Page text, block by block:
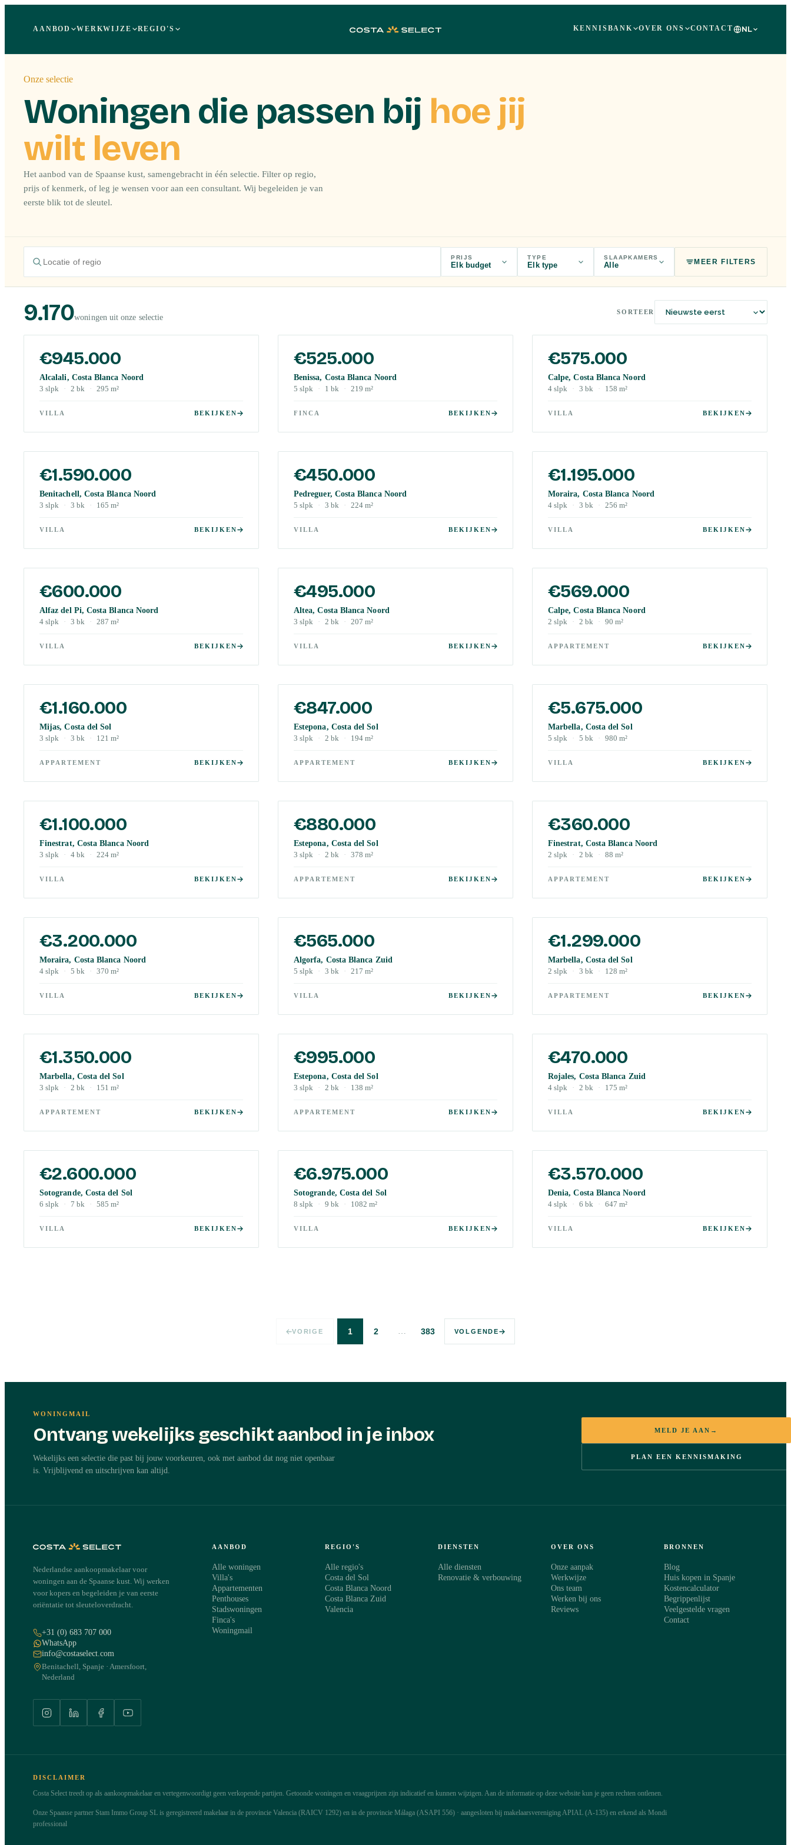
AANBOD WERKWIJZE REGIO'S KENNISBANK OVER ONS CONTACT NL
Onze selectie
Woningen die passen bij hoe jij
wilt leven
Het aanbod van de Spaanse kust, samengebracht in één selectie. Filter op regio,
prijs of kenmerk, of leg je wensen voor aan een consultant. Wij begeleiden je van
eerste blik tot de sleutel.
PRIJS
Elk budget
TYPE
Elk type
SLAAPKAMERS
Alle MEER FILTERS
9.170woningen uit onze selectie
SORTEER
€945.000
Alcalali, Costa Blanca Noord
3 slpk · 2 bk · 295 m²
VILLA BEKIJKEN
€525.000
Benissa, Costa Blanca Noord
5 slpk · 1 bk · 219 m²
FINCA BEKIJKEN
€575.000
Calpe, Costa Blanca Noord
4 slpk · 3 bk · 158 m²
VILLA BEKIJKEN
€1.590.000
Benitachell, Costa Blanca Noord
3 slpk · 3 bk · 165 m²
VILLA BEKIJKEN
€450.000
Pedreguer, Costa Blanca Noord
5 slpk · 3 bk · 224 m²
VILLA BEKIJKEN
€1.195.000
Moraira, Costa Blanca Noord
4 slpk · 3 bk · 256 m²
VILLA BEKIJKEN
€600.000
Alfaz del Pi, Costa Blanca Noord
4 slpk · 3 bk · 287 m²
VILLA BEKIJKEN
€495.000
Altea, Costa Blanca Noord
3 slpk · 2 bk · 207 m²
VILLA BEKIJKEN
€569.000
Calpe, Costa Blanca Noord
2 slpk · 2 bk · 90 m²
APPARTEMENT BEKIJKEN
€1.160.000
Mijas, Costa del Sol
3 slpk · 3 bk · 121 m²
APPARTEMENT BEKIJKEN
€847.000
Estepona, Costa del Sol
3 slpk · 2 bk · 194 m²
APPARTEMENT BEKIJKEN
€5.675.000
Marbella, Costa del Sol
5 slpk · 5 bk · 980 m²
VILLA BEKIJKEN
€1.100.000
Finestrat, Costa Blanca Noord
3 slpk · 4 bk · 224 m²
VILLA BEKIJKEN
€880.000
Estepona, Costa del Sol
3 slpk · 2 bk · 378 m²
APPARTEMENT BEKIJKEN
€360.000
Finestrat, Costa Blanca Noord
2 slpk · 2 bk · 88 m²
APPARTEMENT BEKIJKEN
€3.200.000
Moraira, Costa Blanca Noord
4 slpk · 5 bk · 370 m²
VILLA BEKIJKEN
€565.000
Algorfa, Costa Blanca Zuid
5 slpk · 3 bk · 217 m²
VILLA BEKIJKEN
€1.299.000
Marbella, Costa del Sol
2 slpk · 3 bk · 128 m²
APPARTEMENT BEKIJKEN
€1.350.000
Marbella, Costa del Sol
3 slpk · 2 bk · 151 m²
APPARTEMENT BEKIJKEN
€995.000
Estepona, Costa del Sol
3 slpk · 2 bk · 138 m²
APPARTEMENT BEKIJKEN
€470.000
Rojales, Costa Blanca Zuid
4 slpk · 2 bk · 175 m²
VILLA BEKIJKEN
€2.600.000
Sotogrande, Costa del Sol
6 slpk · 7 bk · 585 m²
VILLA BEKIJKEN
€6.975.000
Sotogrande, Costa del Sol
8 slpk · 9 bk · 1082 m²
VILLA BEKIJKEN
€3.570.000
Denia, Costa Blanca Noord
4 slpk · 6 bk · 647 m²
VILLA BEKIJKEN
VORIGE 1 2 … 383 VOLGENDE
WONINGMAIL
Ontvang wekelijks geschikt aanbod in je inbox
Wekelijks een selectie die past bij jouw voorkeuren, ook met aanbod dat nog niet openbaar
is. Vrijblijvend en uitschrijven kan altijd.
MELD JE AAN →
PLAN EEN KENNISMAKING
Nederlandse aankoopmakelaar voor
woningen aan de Spaanse kust. Wij werken
voor kopers en begeleiden je van eerste
oriëntatie tot sleuteloverdracht.
+31 (0) 683 707 000
WhatsApp
info@costaselect.com
Benitachell, Spanje · Amersfoort,
Nederland
AANBOD
Alle woningen
Villa's
Appartementen
Penthouses
Stadswoningen
Finca's
Woningmail
REGIO'S
Alle regio's
Costa del Sol
Costa Blanca Noord
Costa Blanca Zuid
Valencia
DIENSTEN
Alle diensten
Renovatie & verbouwing
OVER ONS
Onze aanpak
Werkwijze
Ons team
Werken bij ons
Reviews
BRONNEN
Blog
Huis kopen in Spanje
Kostencalculator
Begrippenlijst
Veelgestelde vragen
Contact
DISCLAIMER
Costa Select treedt op als aankoopmakelaar en vertegenwoordigt geen verkopende partijen. Getoonde woningen en vraagprijzen zijn indicatief en kunnen wijzigen. Aan de informatie op deze website kun je geen rechten ontlenen.
Onze Spaanse partner Stam Immo Group SL is geregistreerd makelaar in de provincie Valencia (RAICV 1292) en in de provincie Málaga (ASAPI 556) · aangesloten bij makelaarsvereniging APIAL (A-135) en erkend als Mondi
professional